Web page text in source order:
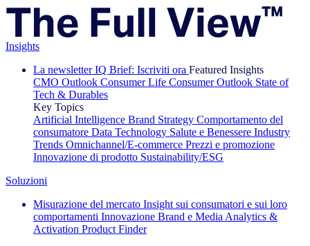
Insights
La newsletter IQ Brief: Iscriviti ora Featured Insights
CMO Outlook Consumer Life Consumer Outlook State of
Tech & Durables
Key Topics
Artificial Intelligence Brand Strategy Comportamento del
consumatore Data Technology Salute e Benessere Industry
Trends Omnichannel/E-commerce Prezzi e promozione
Innovazione di prodotto Sustainability/ESG
Soluzioni
Misurazione del mercato Insight sui consumatori e sui loro
comportamenti Innovazione Brand e Media Analytics &
Activation Product Finder